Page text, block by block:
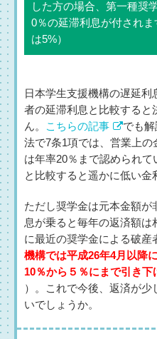
した方の場合、第一種奨
0％の延滞利息が付され
は5%）
日本学生支援機構の遅延
者の延滞利息と比較すると
ん。
こちらの記事
でも
法で7条1項では、営業上
は年率20％まで認められ
と比較すると遥かに低い金
ただし奨学金は元本金額が
息が乗ると毎年の返済額は
に最近の奨学金による破産
機構では平成26年4月以降
10％から５％にまで引き下
）。これで今後、返済が
いでしょうか。